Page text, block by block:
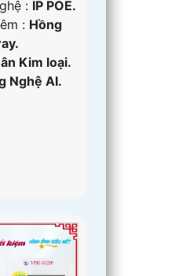
: IP POE.
: Hồng
Kim loại.
Nghệ AI.